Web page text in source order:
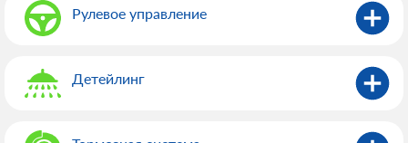
Рулевое управление
Детейлинг